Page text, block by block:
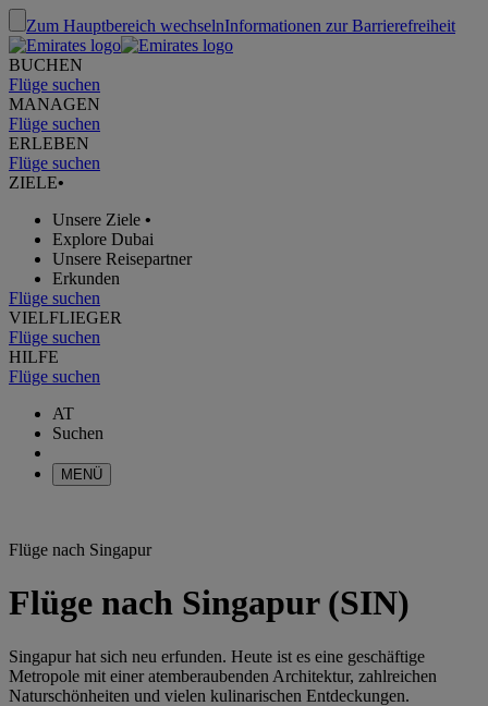
Zum Hauptbereich wechselnInformationen zur Barrierefreiheit
BUCHEN
Flüge suchen
MANAGEN
Flüge suchen
ERLEBEN
Flüge suchen
ZIELE•
Unsere Ziele •
Explore Dubai
Unsere Reisepartner
Erkunden
Flüge suchen
VIELFLIEGER
Flüge suchen
HILFE
Flüge suchen
AT
Suchen
MENÜ
Flüge nach Singapur
Flüge nach Singapur (SIN)
Singapur hat sich neu erfunden. Heute ist es eine geschäftige
Metropole mit einer atemberaubenden Architektur, zahlreichen
Naturschönheiten und vielen kulinarischen Entdeckungen.